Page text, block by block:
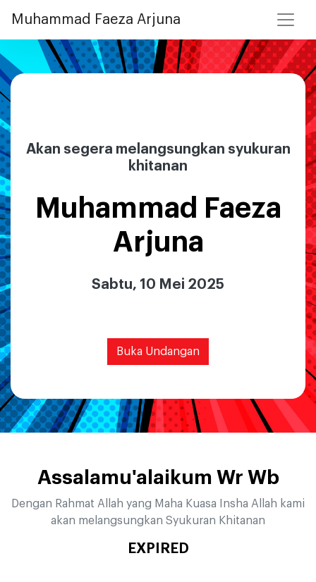
Muhammad Faeza Arjuna
Akan segera melangsungkan syukuran
khitanan
Muhammad Faeza
Arjuna
Sabtu, 10 Mei 2025
Buka Undangan
Assalamu'alaikum Wr Wb
Dengan Rahmat Allah yang Maha Kuasa Insha Allah kami
akan melangsungkan Syukuran Khitanan
EXPIRED